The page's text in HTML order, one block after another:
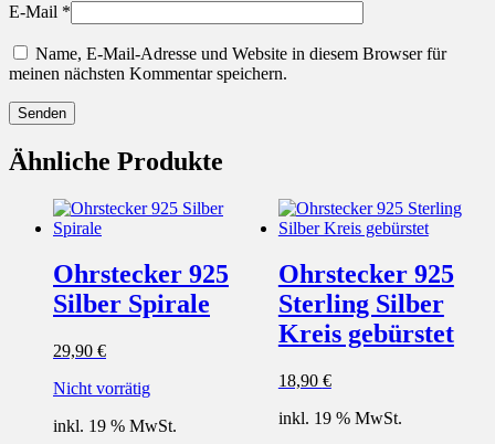
E-Mail *
Name, E-Mail-Adresse und Website in diesem Browser für
meinen nächsten Kommentar speichern.
Ähnliche Produkte
Ohrstecker 925
Silber Spirale
29,90 €
Nicht vorrätig
inkl. 19 % MwSt.
Ohrstecker 925
Sterling Silber
Kreis gebürstet
18,90 €
inkl. 19 % MwSt.